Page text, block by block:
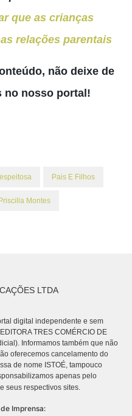
que as crianças
relações parentais
não deixe de
no nosso portal!
Pais E Filhos
Priscilla Montes
LTDA
digital independente e sem
TRES COMÉRCIO DE
Informamos também que não
oferecemos cancelamento do
de nome ISTOÉ, tampouco
apenas pelo
e seus respectivos sites.
Imprensa: